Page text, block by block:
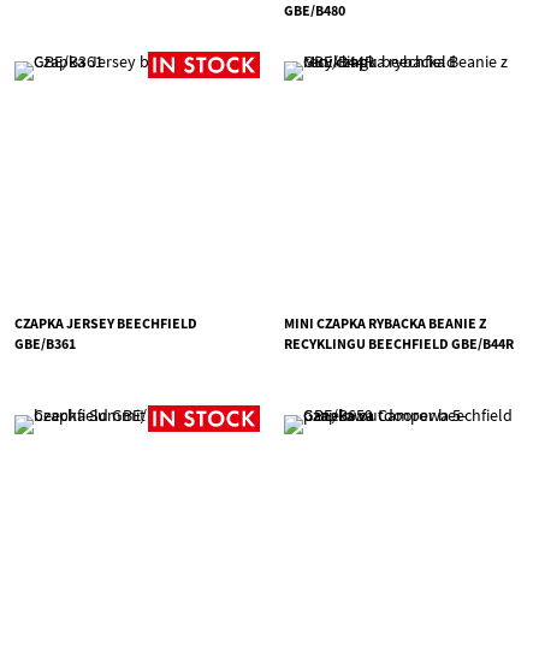
GBE/B480
CZAPKA JERSEY BEECHFIELD
GBE/B361
MINI CZAPKA RYBACKA BEANIE Z
RECYKLINGU BEECHFIELD GBE/B44R